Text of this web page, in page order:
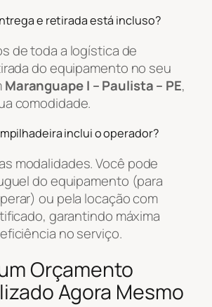
e retirada está incluso?
de toda a logística de
do equipamento no seu
Maranguape I – Paulista – PE,
comodidade.
inclui o operador?
modalidades. Você pode
do equipamento (para
ou pela locação com
garantindo máxima
no serviço.
Orçamento
Agora Mesmo